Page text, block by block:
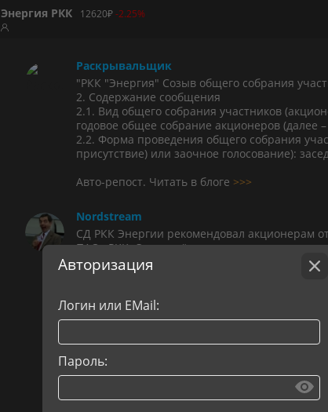
Энергия РКК 12620₽-2.25%
Раскрывальщик
"РКК "Энергия" Созыв общего собрания
2. Содержание сообщения
2.1. Вид общего собрания участников
годовое общее собрание акционеров (далее
2.2. Форма проведения общего собрания
присутствие) или заочное голосование):
Авто-репост. Читать в блоге >>>
Nordstream
СД РКК Энергии рекомендовал акционерам
ПАО «РКК „Энергия“
Решения совета директоров
В соответствии с утвержденной
«Энергия», которая предусматривает
ПФО, рекомендовать годовому общему
результатам 2025 год не объявлять (не
www.e-disclosure.ru/portal/
Авторизация
Логин или EMail:
Пароль: